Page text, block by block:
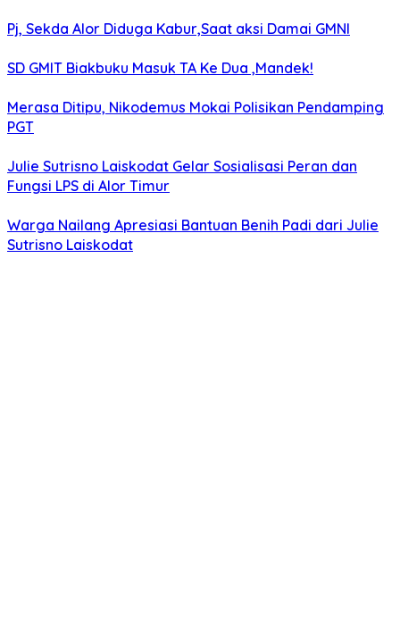
Pj, Sekda Alor Diduga Kabur,Saat aksi Damai GMNI
SD GMIT Biakbuku Masuk TA Ke Dua ,Mandek!
Merasa Ditipu, Nikodemus Mokai Polisikan Pendamping
PGT
Julie Sutrisno Laiskodat Gelar Sosialisasi Peran dan
Fungsi LPS di Alor Timur
Warga Nailang Apresiasi Bantuan Benih Padi dari Julie
Sutrisno Laiskodat